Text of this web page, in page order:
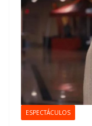
ESPECTÁCULOS